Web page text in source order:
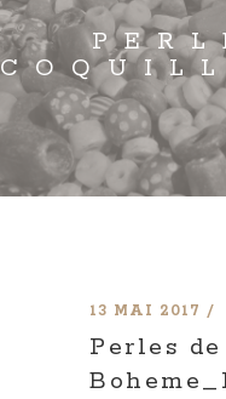
13 MAI 2017
Perles